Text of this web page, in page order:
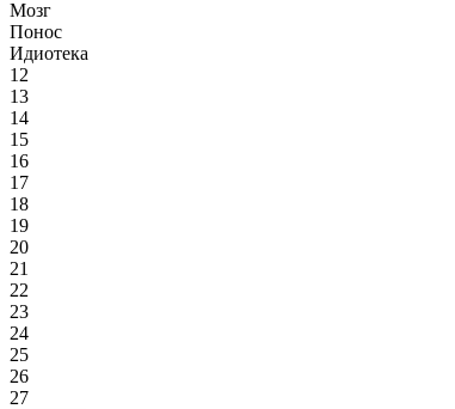
Мозг
Понос
Идиотека
12
13
14
15
16
17
18
19
20
21
22
23
24
25
26
27